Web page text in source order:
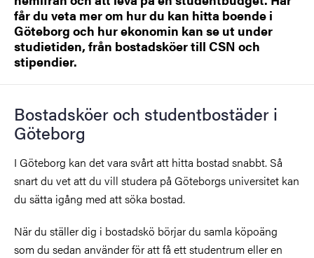
får du veta mer om hur du kan hitta boende i
Göteborg och hur ekonomin kan se ut under
studietiden, från bostadsköer till CSN och
stipendier.
Bostadsköer och studentbostäder i
Göteborg
I Göteborg kan det vara svårt att hitta bostad snabbt. Så
snart du vet att du vill studera på Göteborgs universitet kan
du sätta igång med att söka bostad.
När du ställer dig i bostadskö börjar du samla köpoäng
som du sedan använder för att få ett studentrum eller en